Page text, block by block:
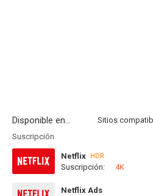
Disponible en...
Suscripción
Netflix HDR
Suscripción: 4K
Netflix Ads